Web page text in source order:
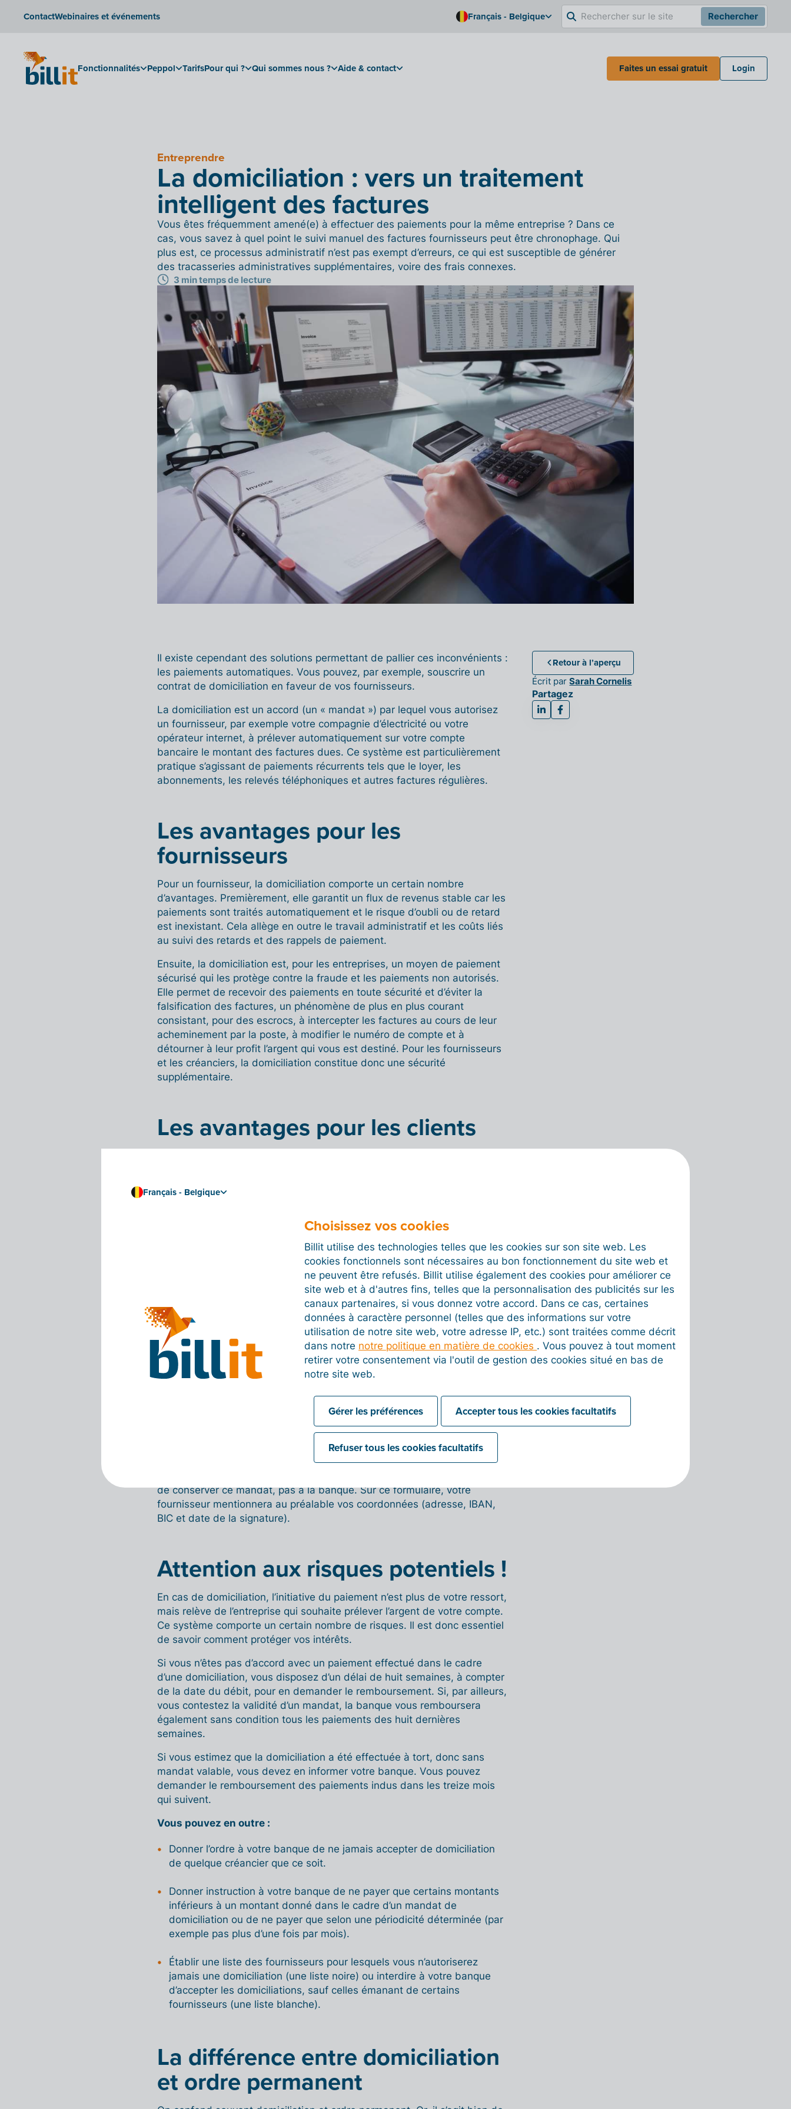
ContactWebinaires et événements Français - Belgique Rechercher
Fonctionnalités Peppol TarifsPour qui ? Qui sommes nous ? Aide & contact Faites un essai gratuit Login
Entreprendre
La domiciliation : vers un traitement
intelligent des factures
Vous êtes fréquemment amené(e) à effectuer des paiements pour la même entreprise ? Dans ce
cas, vous savez à quel point le suivi manuel des factures fournisseurs peut être chronophage. Qui
plus est, ce processus administratif n’est pas exempt d’erreurs, ce qui est susceptible de générer
des tracasseries administratives supplémentaires, voire des frais connexes.
3 min temps de lecture
Il existe cependant des solutions permettant de pallier ces inconvénients :
les paiements automatiques. Vous pouvez, par exemple, souscrire un
contrat de domiciliation en faveur de vos fournisseurs.
La domiciliation est un accord (un « mandat ») par lequel vous autorisez
un fournisseur, par exemple votre compagnie d’électricité ou votre
opérateur internet, à prélever automatiquement sur votre compte
bancaire le montant des factures dues. Ce système est particulièrement
pratique s’agissant de paiements récurrents tels que le loyer, les
abonnements, les relevés téléphoniques et autres factures régulières.
Les avantages pour les
fournisseurs
Pour un fournisseur, la domiciliation comporte un certain nombre
d’avantages. Premièrement, elle garantit un flux de revenus stable car les
paiements sont traités automatiquement et le risque d’oubli ou de retard
est inexistant. Cela allège en outre le travail administratif et les coûts liés
au suivi des retards et des rappels de paiement.
Ensuite, la domiciliation est, pour les entreprises, un moyen de paiement
sécurisé qui les protège contre la fraude et les paiements non autorisés.
Elle permet de recevoir des paiements en toute sécurité et d’éviter la
falsification des factures, un phénomène de plus en plus courant
consistant, pour des escrocs, à intercepter les factures au cours de leur
acheminement par la poste, à modifier le numéro de compte et à
détourner à leur profit l’argent qui vous est destiné. Pour les fournisseurs
et les créanciers, la domiciliation constitue donc une sécurité
supplémentaire.
Les avantages pour les clients
vous permet d’économiser à la fois du temps et de l’énergie.
La domiciliation offre également davantage de contrôle et de
d’un paiement en cas de suspicion de fraude ou d’utilisation abusive de
Domiciliation : comment ça
marche ?
Le principe est on ne peut plus simple : pour ouvrir valablement une
domiciliation, le fournisseur a besoin de votre signature. Contrairement à
ce que prétendent certaines entreprises, il est impossible d’ouvrir
valablement une domiciliation sur base d’une simple instruction orale
(lisez : téléphonique). Autrement dit : sans signature, il n’y a pas de
Concrètement, cela signifie que votre fournisseur vous remet un mandat
de conserver ce mandat, pas à la banque. Sur ce formulaire, votre
fournisseur mentionnera au préalable vos coordonnées (adresse, IBAN,
BIC et date de la signature).
Attention aux risques potentiels !
En cas de domiciliation, l’initiative du paiement n’est plus de votre ressort,
mais relève de l’entreprise qui souhaite prélever l’argent de votre compte.
Ce système comporte un certain nombre de risques. Il est donc essentiel
de savoir comment protéger vos intérêts.
Si vous n’êtes pas d’accord avec un paiement effectué dans le cadre
d’une domiciliation, vous disposez d’un délai de huit semaines, à compter
de la date du débit, pour en demander le remboursement. Si, par ailleurs,
vous contestez la validité d’un mandat, la banque vous remboursera
également sans condition tous les paiements des huit dernières
semaines.
Si vous estimez que la domiciliation a été effectuée à tort, donc sans
mandat valable, vous devez en informer votre banque. Vous pouvez
demander le remboursement des paiements indus dans les treize mois
qui suivent.
Vous pouvez en outre :
Donner l’ordre à votre banque de ne jamais accepter de domiciliation
de quelque créancier que ce soit.
Donner instruction à votre banque de ne payer que certains montants
inférieurs à un montant donné dans le cadre d’un mandat de
domiciliation ou de ne payer que selon une périodicité déterminée (par
exemple pas plus d’une fois par mois).
Établir une liste des fournisseurs pour lesquels vous n’autoriserez
jamais une domiciliation (une liste noire) ou interdire à votre banque
d’accepter les domiciliations, sauf celles émanant de certains
fournisseurs (une liste blanche).
La différence entre domiciliation
et ordre permanent
Retour à l’aperçu
Écrit parSarah Cornelis
Partagez
Français - Belgique
Choisissez vos cookies
Billit utilise des technologies telles que les cookies sur son site web. Les
cookies fonctionnels sont nécessaires au bon fonctionnement du site web et
ne peuvent être refusés. Billit utilise également des cookies pour améliorer ce
site web et à d'autres fins, telles que la personnalisation des publicités sur les
canaux partenaires, si vous donnez votre accord. Dans ce cas, certaines
données à caractère personnel (telles que des informations sur votre
utilisation de notre site web, votre adresse IP, etc.) sont traitées comme décrit
dans notre notre politique en matière de cookies . Vous pouvez à tout moment
retirer votre consentement via l'outil de gestion des cookies situé en bas de
notre site web.
Gérer les préférences Accepter tous les cookies facultatifs
Refuser tous les cookies facultatifs